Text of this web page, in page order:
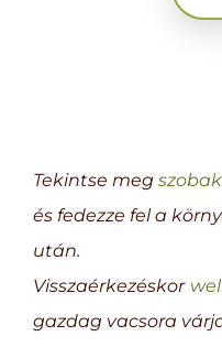
Tekintse meg
és fedezze fel a
után.
Visszaérkezéskor
gazdag vacsora